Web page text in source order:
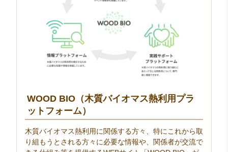
WOOD BIO（木質バイオマス熱利用プラ
ットフォーム）
木質バイオマス熱利用に関係する方々、特にこれから取
り組もうとされる方々に必要な情報や、関係者が交流で